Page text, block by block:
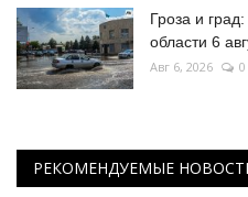
Гроза и
области 6
Авг 6, 2026 0
РЕКОМЕНДУЕМЫЕ